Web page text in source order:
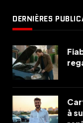
DERNIÈRES
à